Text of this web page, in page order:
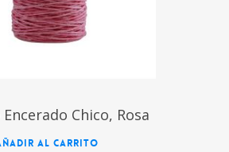
Chico, Rosa
AL CARRITO